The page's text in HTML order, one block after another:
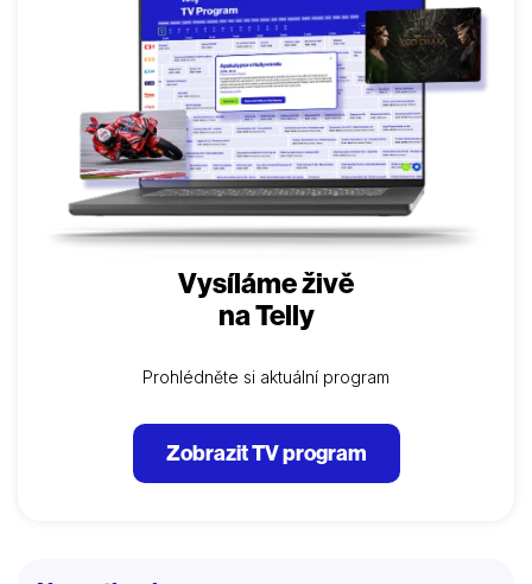
Cirque du Soleil. Příliš…
Vysíláme živě
na Telly
Prohlédněte si aktuální program
Zobrazit TV program